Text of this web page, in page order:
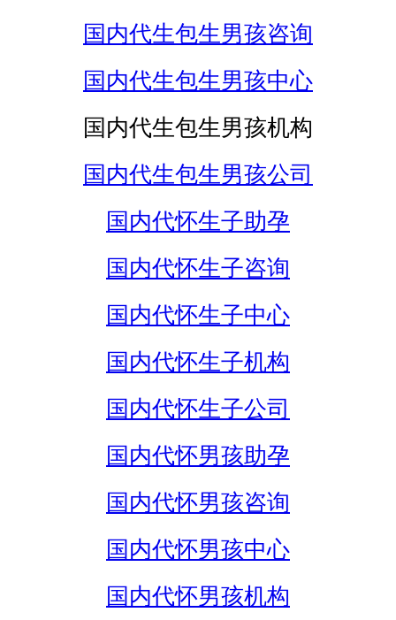
国内代生包生男孩咨询
国内代生包生男孩中心
国内代生包生男孩机构
国内代生包生男孩公司
国内代怀生子助孕
国内代怀生子咨询
国内代怀生子中心
国内代怀生子机构
国内代怀生子公司
国内代怀男孩助孕
国内代怀男孩咨询
国内代怀男孩中心
国内代怀男孩机构